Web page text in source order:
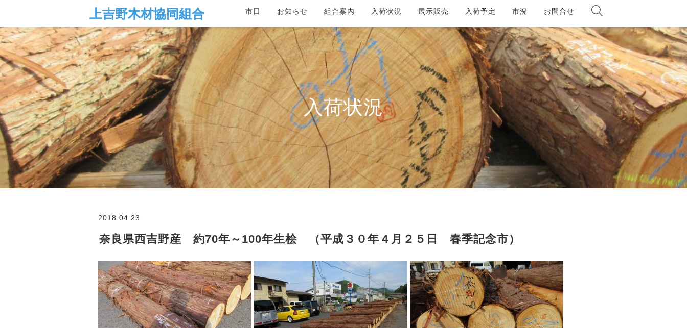
市日 お知らせ 組合案内 入荷状況 展示販売 入荷予定 市況 お問合せ
入荷状況
2018.04.23
奈良県西吉野産 約70年～100年生桧 （平成３０年４月２５日 春季記念市）